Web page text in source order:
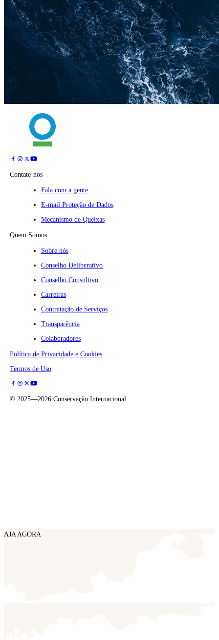
Contate-nos
Fala com a gente
E-mail Proteção de Dados
Mecanismo de Queixas
Quem Somos
Sobre nós
Conselho Deliberativo
Conselho Consultivo
Carreiras
Contratação de Serviços
Transparência
Colaboradores
Política de Privacidade e Cookies
Termos de Uso
© 2025—2026 Conservação Internacional
AJA AGORA